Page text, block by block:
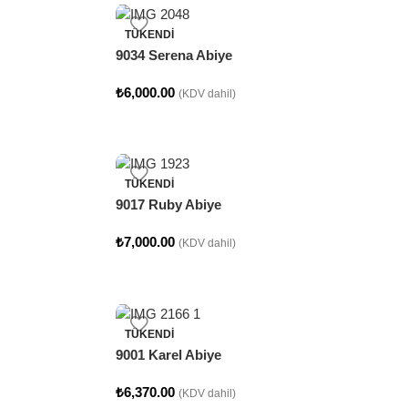
TÜKENDI
9034 Serena Abiye
₺6,000.00 (KDV dahil)
TÜKENDI
9017 Ruby Abiye
₺7,000.00 (KDV dahil)
TÜKENDI
9001 Karel Abiye
₺6,370.00 (KDV dahil)